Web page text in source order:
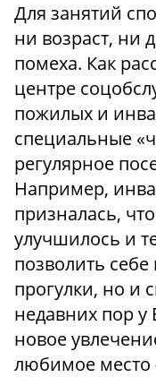
Для занятий
ни возраст, ни
помеха. Как
центре
пожилых и
специальные
регулярное
Например,
призналась,
улучшилось и
позволить
прогулки, но и
недавних пор
новое
любимое место